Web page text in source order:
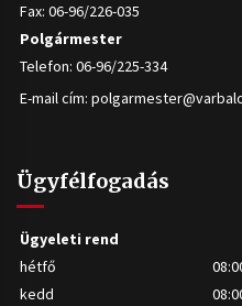
Fax: 06-96/226-035
Polgármester
Telefon: 06-96/225-334
E-mail cím:
Ügyfélfogadás
Ügyeleti rend
hétfő
kedd